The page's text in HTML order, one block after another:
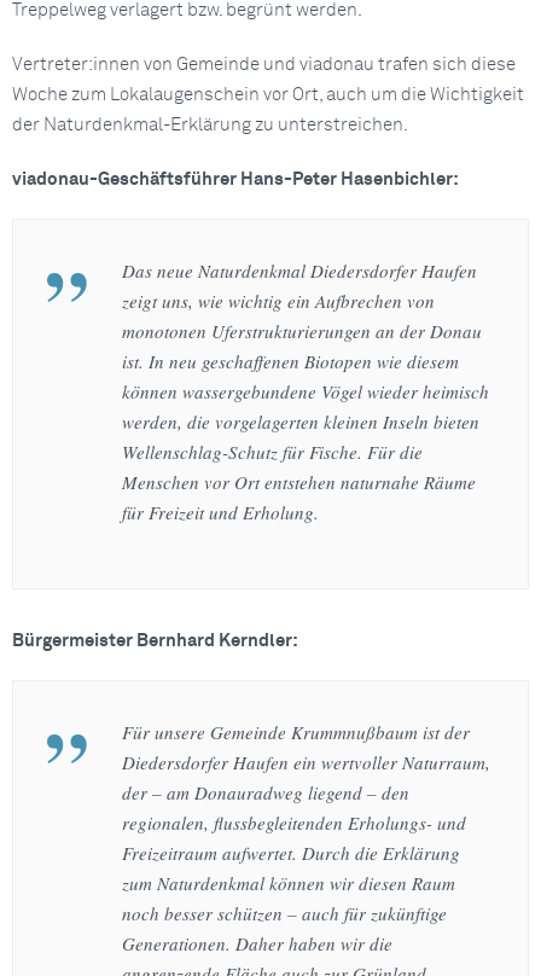
Treppelweg verlagert bzw. begrünt werden.
Vertreter:innen von Gemeinde und viadonau trafen sich diese
Woche zum Lokalaugenschein vor Ort, auch um die Wichtigkeit
der Naturdenkmal-Erklärung zu unterstreichen.
viadonau-Geschäftsführer Hans-Peter Hasenbichler:
Das neue Naturdenkmal Diedersdorfer Haufen
zeigt uns, wie wichtig ein Aufbrechen von
monotonen Uferstrukturierungen an der Donau
ist. In neu geschaffenen Biotopen wie diesem
können wassergebundene Vögel wieder heimisch
werden, die vorgelagerten kleinen Inseln bieten
Wellenschlag-Schutz für Fische. Für die
Menschen vor Ort entstehen naturnahe Räume
für Freizeit und Erholung.
Bürgermeister Bernhard Kerndler:
Für unsere Gemeinde Krummnußbaum ist der
Diedersdorfer Haufen ein wertvoller Naturraum,
der – am Donauradweg liegend – den
regionalen, flussbegleitenden Erholungs- und
Freizeitraum aufwertet. Durch die Erklärung
zum Naturdenkmal können wir diesen Raum
noch besser schützen – auch für zukünftige
Generationen. Daher haben wir die